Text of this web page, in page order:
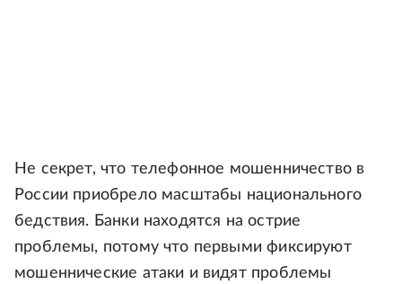
Не секрет, что телефонное мошенничество в
России приобрело масштабы национального
бедствия. Банки находятся на острие
проблемы, потому что первыми фиксируют
мошеннические атаки и видят проблемы